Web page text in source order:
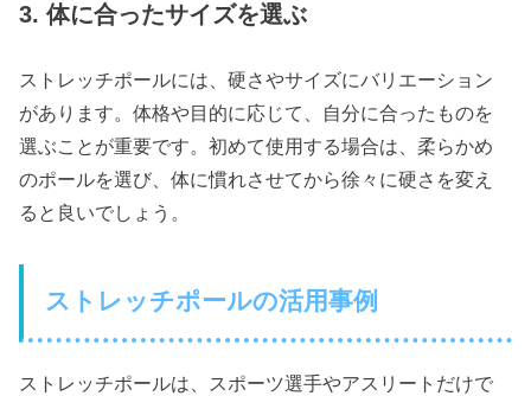
3. 体に合ったサイズを選ぶ
ストレッチポールには、硬さやサイズにバリエーション
があります。体格や目的に応じて、自分に合ったものを
選ぶことが重要です。初めて使用する場合は、柔らかめ
のポールを選び、体に慣れさせてから徐々に硬さを変え
ると良いでしょう。
ストレッチポールの活用事例
ストレッチポールは、スポーツ選手やアスリートだけで